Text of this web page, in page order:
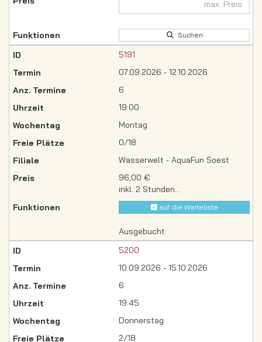
Suchen
5191
07.09.2026 - 12.10.2026
6
19:00
Montag
0/18
Wasserwelt - AquaFun Soest
96,00 €
inkl. 2 Stunden...
auf die Warteliste
Ausgebucht
5200
10.09.2026 - 15.10.2026
6
19:45
Donnerstag
2/18